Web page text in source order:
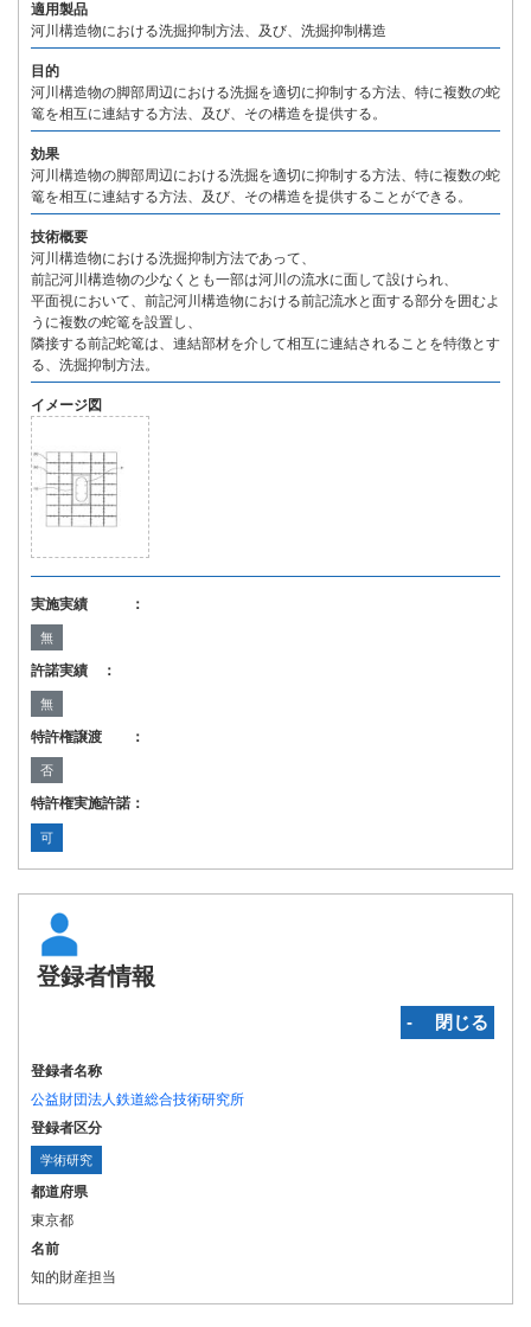
適用製品
河川構造物における洗掘抑制方法、及び、洗掘抑制構造
目的
河川構造物の脚部周辺における洗掘を適切に抑制する方法、特に複数の蛇
篭を相互に連結する方法、及び、その構造を提供する。
効果
河川構造物の脚部周辺における洗掘を適切に抑制する方法、特に複数の蛇
篭を相互に連結する方法、及び、その構造を提供することができる。
技術概要
河川構造物における洗掘抑制方法であって、
前記河川構造物の少なくとも一部は河川の流水に面して設けられ、
平面視において、前記河川構造物における前記流水と面する部分を囲むよ
うに複数の蛇篭を設置し、
隣接する前記蛇篭は、連結部材を介して相互に連結されることを特徴とす
る、洗掘抑制方法。
イメージ図
実施実績 ：
無
許諾実績 ：
無
特許権譲渡 ：
否
特許権実施許諾：
可
登録者情報
‐ 閉じる
登録者名称
公益財団法人鉄道総合技術研究所
登録者区分
学術研究
都道府県
東京都
名前
知的財産担当